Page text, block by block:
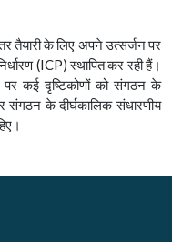
तैयारी के लिए अपने उत्सर्जन पर
(ICP) स्थापित कर रही हैं।
पर कई दृष्टिकोणों को संगठन के
संगठन के दीर्घकालिक संधारणीय